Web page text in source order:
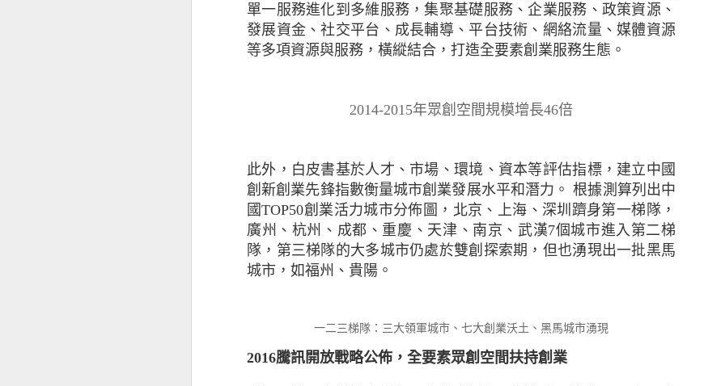
單一服務進化到多維服務，集聚基礎服務、企業服務、政策資源、
發展資金、社交平台、成長輔導、平台技術、網絡流量、媒體資源
等多項資源與服務，橫縱結合，打造全要素創業服務生態。
2014-2015年眾創空間規模增長46倍
此外，白皮書基於人才、市場、環境、資本等評估指標，建立中國
創新創業先鋒指數衡量城市創業發展水平和潛力。 根據測算列出中
國TOP50創業活力城市分佈圖，北京、上海、深圳躋身第一梯隊，
廣州、杭州、成都、重慶、天津、南京、武漢7個城市進入第二梯
隊，第三梯隊的大多城市仍處於雙創探索期，但也湧現出一批黑馬
城市，如福州、貴陽。
一二三梯隊：三大領軍城市、七大創業沃土、黑馬城市湧現
2016騰訊開放戰略公佈，全要素眾創空間扶持創業
本港中小企最關注的業務風險仍然是業務中斷導致收入減少（75%）、核
及設備故障（69%）。雖然中小企對這些事件的憂慮在過去三年不斷增加
于蕾表示：「就業務連續性進行規劃對於中小企而言至關重要，這種規劃
信，適切的保障可以令中小企放心並有信心地專注其業務。我們隨時為
引，讓他們找到對其業務最合適、最具成本效益的保險方案。」
中小企調查由昆士蘭保險香港委託於2022年10月進行，訪問來自不同行業合
※ 以上內容資料只供參考之用，如果以上內容有任何出錯，請即與
於 15th February 2023由創營誌